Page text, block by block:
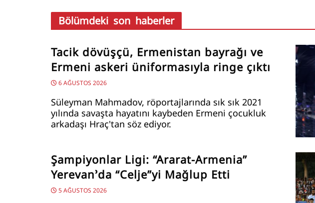
Bölümdeki son haberler
Tacik dövüşçü, Ermenistan bayrağı ve
Ermeni askeri üniformasıyla ringe çıktı
6 AĞUSTOS 2026
Süleyman Mahmadov, röportajlarında sık sık 2021
yılında savaşta hayatını kaybeden Ermeni çocukluk
arkadaşı Hraç'tan söz ediyor.
Şampiyonlar Ligi: “Ararat-Armenia”
Yerevan’da “Celje”yi Mağlup Etti
5 AĞUSTOS 2026